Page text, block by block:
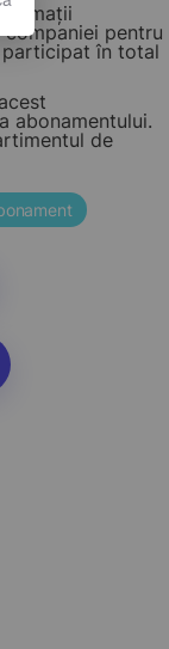
pentru
participat în total
abonamentului.
de